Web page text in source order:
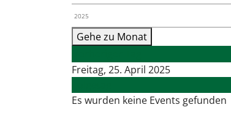
Gehe zu Monat
Freitag, 25. April 2025
Es wurden keine Events gefunden